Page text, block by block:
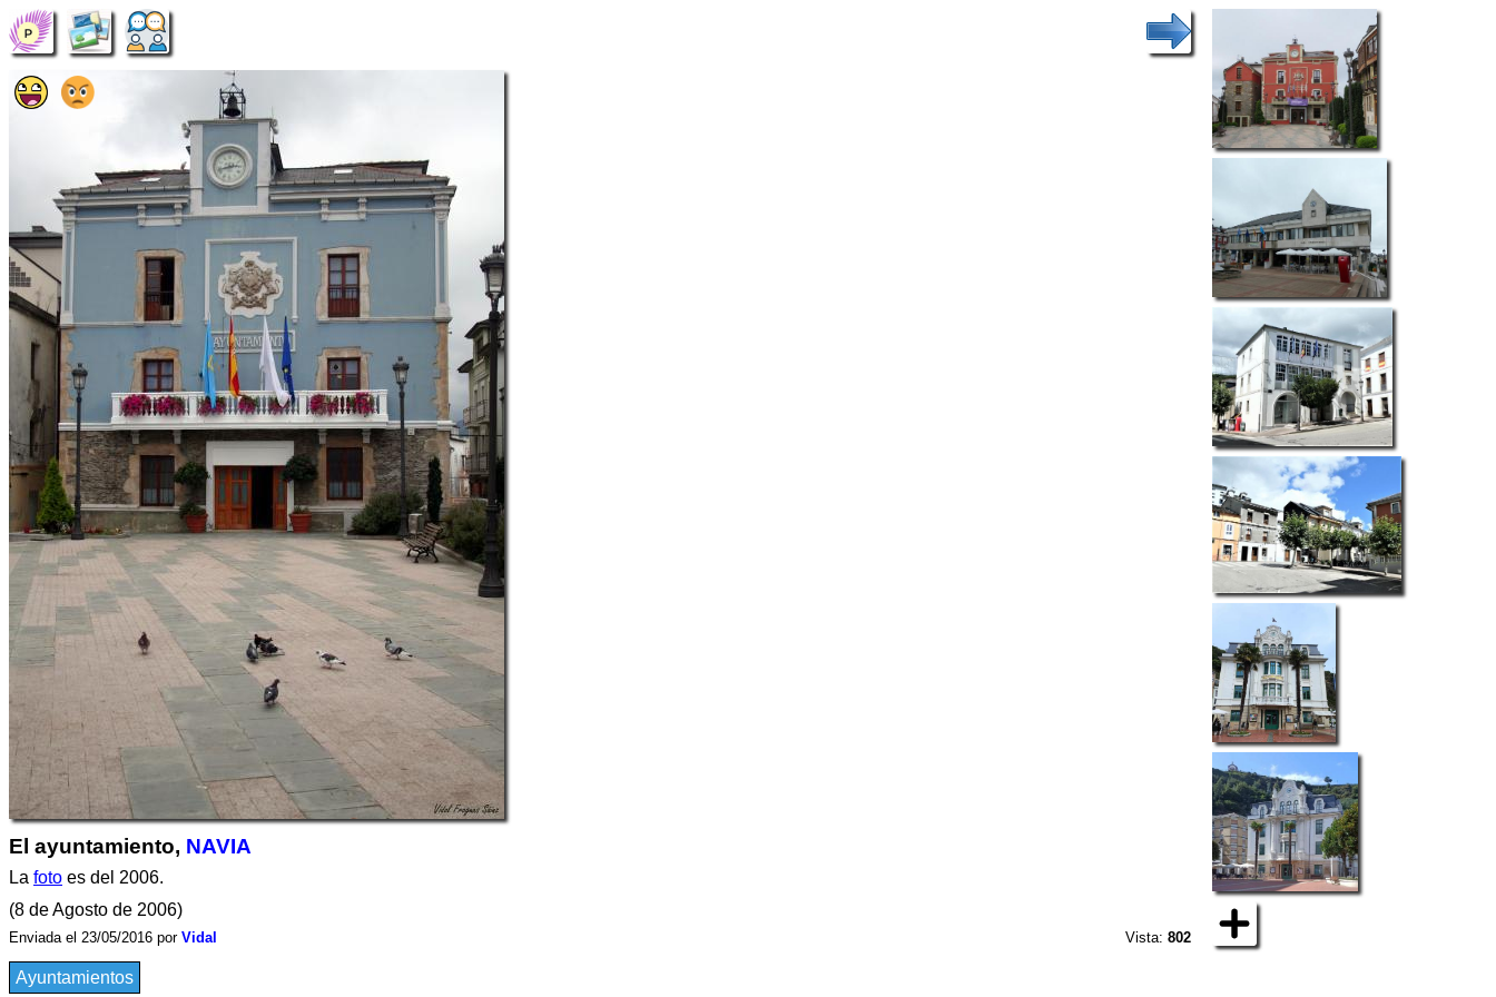
El ayuntamiento, NAVIA
La foto es del 2006.
(8 de Agosto de 2006)
Enviada el 23/05/2016 por Vidal Vista:802
Ayuntamientos